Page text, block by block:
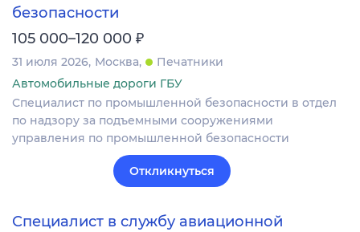
безопасности
105 000–120 000 ₽
31 июля 2026 Москва
Печатники
Автомобильные дороги ГБУ
Специалист по промышленной безопасности в отдел
по надзору за подъемными сооружениями
управления по промышленной безопасности
Откликнуться
Специалист в службу авиационной